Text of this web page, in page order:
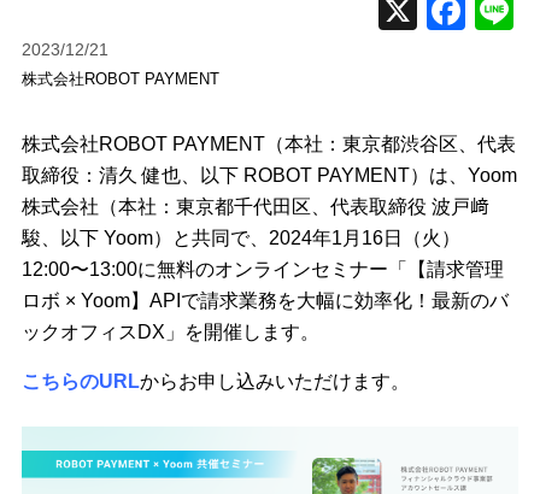
2023/12/21
株式会社ROBOT PAYMENT
株式会社ROBOT PAYMENT（本社：東京都渋谷区、代表
取締役：清久 健也、以下 ROBOT PAYMENT）は、Yoom
株式会社（本社：東京都千代田区、代表取締役 波戸﨑
駿、以下 Yoom）と共同で、2024年1月16日（火）
12:00〜13:00に無料のオンラインセミナー「【請求管理
ロボ × Yoom】APIで請求業務を大幅に効率化！最新のバ
ックオフィスDX」を開催します。
こちらのURLからお申し込みいただけます。